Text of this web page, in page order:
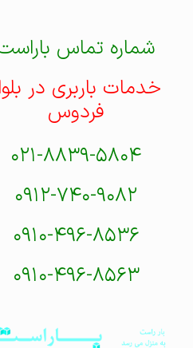
شماره تماس باراست
خدمات باربری در بلوار
فردوس
۰۲۱-۸۸۳۹-۵۸۰۴
۰۹۱۲-۷۴۰-۹۰۸۲
۰۹۱۰-۴۹۶-۸۵۳۶
۰۹۱۰-۴۹۶-۸۵۶۳